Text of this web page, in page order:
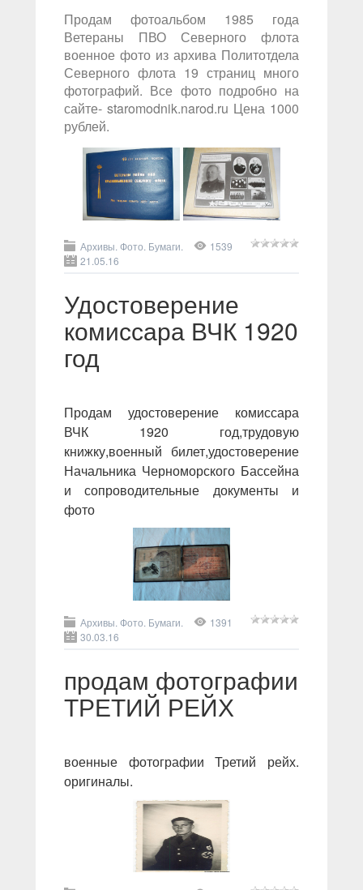
Продам фотоальбом 1985 года
Ветераны ПВО Северного флота
военное фото из архива Политотдела
Северного флота 19 страниц много
фотографий. Все фото подробно на
сайте- staromodnik.narod.ru Цена 1000
рублей.
Архивы. Фото. Бумаги.
1539
21.05.16
Удостоверение
комиссара ВЧК 1920
год
Продам удостоверение комиссара
ВЧК 1920 год,трудовую
книжку,военный билет,удостоверение
Начальника Черноморского Бассейна
и сопроводительные документы и
фото
Архивы. Фото. Бумаги.
1391
30.03.16
продам фотографии
ТРЕТИЙ РЕЙХ
военные фотографии Третий рейх.
оригиналы.